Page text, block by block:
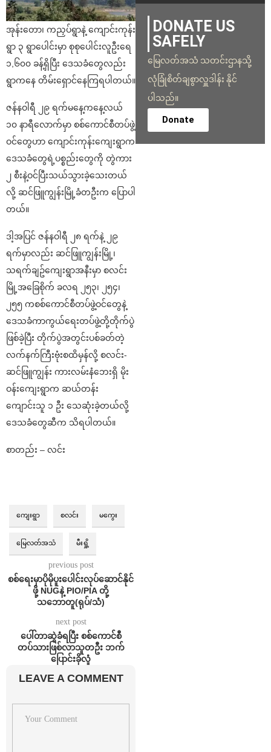
အုန်းတော၊ ကညှပ်ရွာနဲ့ ကျောင်းကုန်း
ရွာ ၃ ရွာပေါင်းမှာ စုစုပေါင်းလူဦးရေ
၁,၆၀၀ ခန့်ရှိပြီး ဒေသခံတွေလည်း
ရွာကနေ တိမ်းရှောင်‌နေကြရပါတယ်။
ဇန်နဝါရီ ၂၉ ရက်မနေ့ကနေ့လယ်
၁၀ နာရီလောက်မှာ စစ်ကောင်စီတပ်ဖွဲ့
ဝင်တွေဟာ ကျောင်းကုန်းကျေးရွာက
ဒေသခံတွေရဲ့ပစ္စည်းတွေကို တွဲကား
၂ စီးနဲ့ဝင်ပြီးသယ်သွားခဲ့သေးတယ်
လို့ ဆင်ဖြူကျွန်းမြို့ခံတဦးက ပြောပါ
တယ်။
ဒါ့အပြင် ဇန်နဝါရီ ၂၈ ရက်နဲ့ ၂၉
ရက်မှာလည်း ဆင်ဖြူကျွန်းမြို့၊
သရက်ချဥ်ကျေးရွာအနီးမှာ စလင်း
မြို့အခြေစိုက် ခလရ ၂၅၃၊ ၂၅၄၊
၂၅၅ ကစစ်ကောင်စီတပ်ဖွဲ့ဝင်တွေနဲ့
ဒေသခံကာကွယ်ရေးတပ်ဖွဲ့တို့တိုက်ပွဲ
ဖြစ်ခဲ့ပြီး တိုက်ပွဲအတွင်းပစ်ခတ်တဲ့
လက်နက်ကြီးဗုံးစထိမှန်လို့ စလင်း-
ဆင်ဖြူကျွန်း ကားလမ်းနံဘေးရှိ မိုး
ဝန်းကျေးရွာက ဆယ်တန်း
ကျောင်းသူ ၁ ဦး သေဆုံးခဲ့တယ်လို့
ဒေသခံတွေဆီက သိရပါတယ်။
စာတည်း – လင်း
ကျေးရွာ စလင်း မကွေး
မြေလတ်အသံ မီးရှို့
previous post
စစ်ရေးမှာပိုမိုပူးပေါင်းလုပ်ဆောင်နိုင်
ဖို့ NUGနဲ့ PIO/PIA တို့
သဘောတူ(ရုပ်/သံ)
next post
ပေါ်တာဆွဲခံရပြီး စစ်ကောင်စီ
တပ်သားဖြစ်လာသူတဦး ဘက်
ပြောင်းခိုလှုံ
LEAVE A COMMENT
DONATE US
SAFELY
မြေလတ်အသံ သတင်းဌာနသို့
လုံခြုံစိတ်ချစွာလှူဒါန်း နိုင်
ပါသည်။
Donate